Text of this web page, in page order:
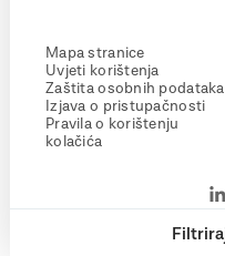
Mapa stranice
Uvjeti korištenja
Zaštita osobnih podataka
Izjava o pristupačnosti
Pravila o korištenju
kolačića